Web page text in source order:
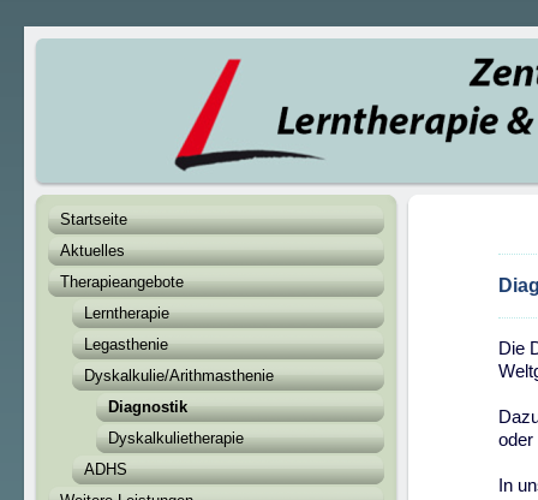
Startseite
Aktuelles
Therapieangebote
Lerntherapie
Legasthenie
Dyskalkulie/Arithmasthenie
Diagnostik
Dyskalkulietherapie
ADHS
Die
oder
In